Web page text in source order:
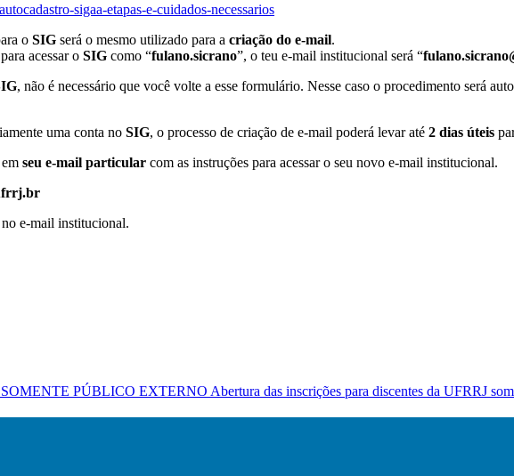
sigaa-etapas-e-cuidados-necessarios
o SIG será o mesmo utilizado para a criação do e-mail.
acessar o SIG como “fulano.sicrano”, o teu e-mail institucional será “
, não é necessário que você volte a esse formulário. Nesse caso o procedimento será
uma conta no SIG, o processo de criação de e-mail poderá levar até 2 dias úteis
seu e-mail particular com as instruções para acessar o seu novo e-mail institucional.
e-mail institucional.
PÚBLICO EXTERNO Abertura das inscrições para discentes da UFRRJ